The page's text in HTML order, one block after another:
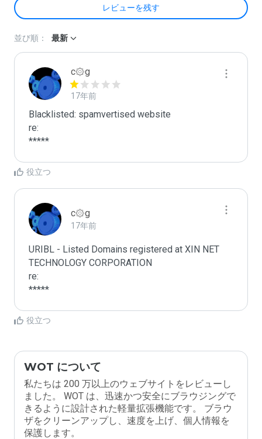
レビューを残す
並び順： 最新
c۞g
17年前
Blacklisted: spamvertised website
re:
*****
役立つ
c۞g
17年前
URIBL - Listed Domains registered at XIN NET
TECHNOLOGY CORPORATION
re:
*****
役立つ
WOT について
私たちは 200 万以上のウェブサイトをレビューし
ました。 WOT は、迅速かつ安全にブラウジングで
きるように設計された軽量拡張機能です。 ブラウ
ザをクリーンアップし、速度を上げ、個人情報を
保護します。